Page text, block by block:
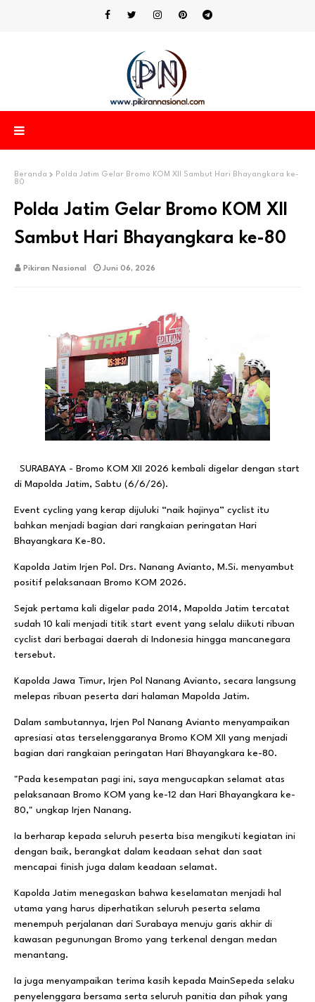
Beranda
Polda Jatim Gelar Bromo KOM XII Sambut Hari Bhayangkara ke-
80
Polda Jatim Gelar Bromo KOM XII
Sambut Hari Bhayangkara ke-80
Pikiran Nasional Juni 06, 2026
SURABAYA - Bromo KOM XII 2026 kembali digelar dengan start
di Mapolda Jatim, Sabtu (6/6/26).
Event cycling yang kerap dijuluki “naik hajinya” cyclist itu
bahkan menjadi bagian dari rangkaian peringatan Hari
Bhayangkara Ke-80.
Kapolda Jatim Irjen Pol. Drs. Nanang Avianto, M.Si. menyambut
positif pelaksanaan Bromo KOM 2026.
Sejak pertama kali digelar pada 2014, Mapolda Jatim tercatat
sudah 10 kali menjadi titik start event yang selalu diikuti ribuan
cyclist dari berbagai daerah di Indonesia hingga mancanegara
tersebut.
Kapolda Jawa Timur, Irjen Pol Nanang Avianto, secara langsung
melepas ribuan peserta dari halaman Mapolda Jatim.
Dalam sambutannya, Irjen Pol Nanang Avianto menyampaikan
apresiasi atas terselenggaranya Bromo KOM XII yang menjadi
bagian dari rangkaian peringatan Hari Bhayangkara ke-80.
"Pada kesempatan pagi ini, saya mengucapkan selamat atas
pelaksanaan Bromo KOM yang ke-12 dan Hari Bhayangkara ke-
80," ungkap Irjen Nanang.
Ia berharap kepada seluruh peserta bisa mengikuti kegiatan ini
dengan baik, berangkat dalam keadaan sehat dan saat
mencapai finish juga dalam keadaan selamat.
Kapolda Jatim menegaskan bahwa keselamatan menjadi hal
utama yang harus diperhatikan seluruh peserta selama
menempuh perjalanan dari Surabaya menuju garis akhir di
kawasan pegunungan Bromo yang terkenal dengan medan
menantang.
Ia juga menyampaikan terima kasih kepada MainSepeda selaku
penyelenggara bersama serta seluruh panitia dan pihak yang